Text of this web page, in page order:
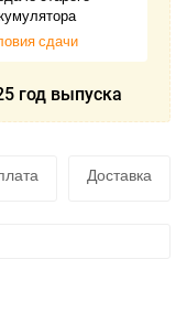
сдачи
год выпуска
Доставка